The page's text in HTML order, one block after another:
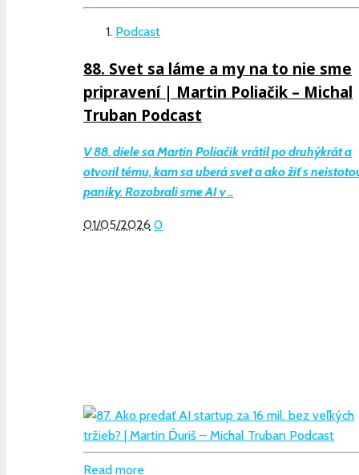
Podcast
88. Svet sa láme a my na to nie sme
pripravení | Martin Poliačik – Michal
Truban Podcast
V 88. diele sa Martin Poliačik vrátil po druhýkrát a
otvoril tému, kam sa uberá svet a ako žiť s
paniky. Rozobrali sme AI v ..
01/05/2026 0
Read more